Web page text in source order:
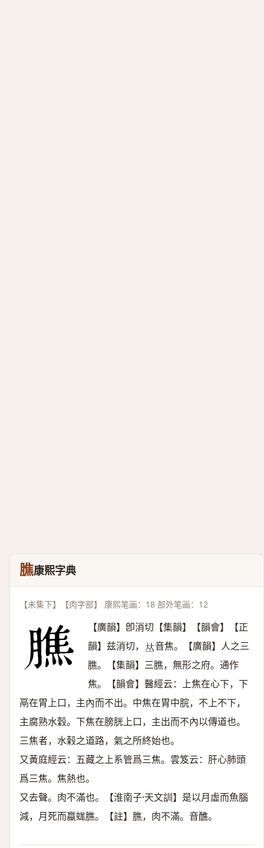
膲康熙字典
【未集下】【肉字部】 康熙笔画：18 部外笔画：12
【廣韻】卽消切【集韻】【韻會】【正
韻】兹消切， 𠀤音焦。【廣韻】人之三
膲。【集韻】三膲，無形之府。通作
焦。【韻會】醫經云：上焦在心下，下
鬲在胃上口，主內而不出。中焦在胃中脘，不上不下，
主腐熟水穀。下焦在膀胱上口，主出而不內以傳道也。
三焦者，水榖之道路，氣之所終始也。
又黃庭經云：五藏之上系管爲三焦。雲笈云：肝心肺頭
爲三焦。焦熱也。
又去聲。肉不滿也。【淮南子·天文訓】是以月虛而魚腦
減，月死而蠃蛖膲。【註】膲，肉不滿。音醮。